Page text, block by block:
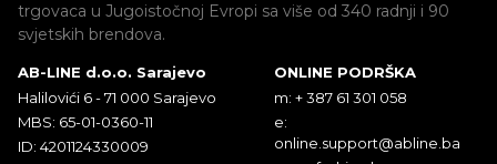
trgovaca u Jugoistočnoj Evropi sa više od 340 radnji i 90
svjetskih brendova.
AB-LINE d.o.o. Sarajevo
Halilovići 6 - 71 000 Sarajevo
MBS: 65-01-0360-11
ID: 4201124330009
ONLINE PODRŠKA
m: + 387 61 301 058
e:
online.support@abline.ba